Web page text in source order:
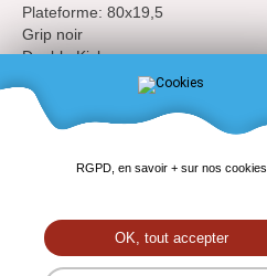
Plateforme: 80x19,5
Grip noir
Double Kick
Deck en bois d'Erable Canadien
Trucks 5,25, mix aluminium et acier
Roues 52x32
RGPD, en savoir + sur nos cookies
OK, tout accepter